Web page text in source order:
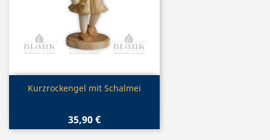
Vorschau
Kurzrockengel mit Schalmei
35,90 €